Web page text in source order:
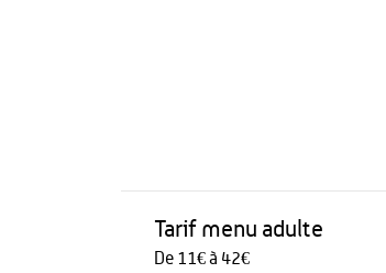
Tarif menu adulte
De 11€ à 42€